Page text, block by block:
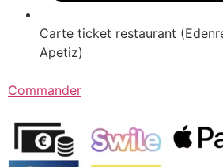
Carte ticket restaurant
Apetiz)
Commander